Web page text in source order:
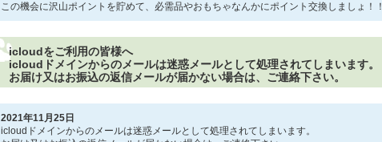
この機会に沢山ポイントを貯めて、必需品やおもちゃなんかにポイント交換しましょ！！
icloudをご利用の皆様へ
icloudドメインからのメールは迷惑メールとして処理されてしまいます。
お届け又はお振込の返信メールが届かない場合は、ご連絡下さい。
2021年11月25日
icloudドメインからのメールは迷惑メールとして処理されてしまいます。